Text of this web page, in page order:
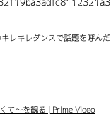
レキレダンスで話題を呼んだ
て～を観る | Prime Video